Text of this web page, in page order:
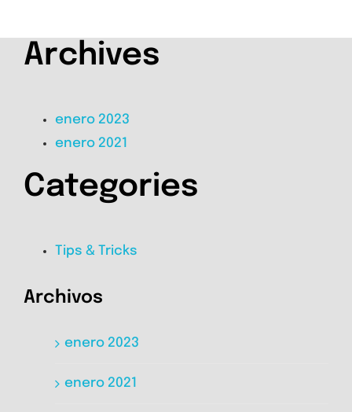
Archives
enero 2023
enero 2021
Categories
Tips & Tricks
Archivos
enero 2023
enero 2021